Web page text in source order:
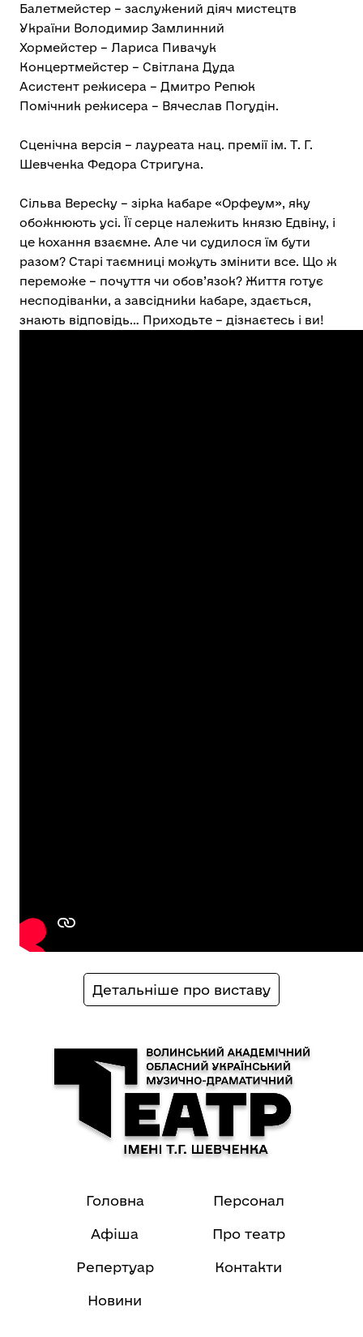
Балетмейстер – заслужений діяч мистецтв
України Володимир Замлинний
Хормейстер – Лариса Пивачук
Концертмейстер – Світлана Дуда
Асистент режисера – Дмитро Репюк
Помічник режисера – Вячеслав Погудін.
Сценічна версія – лауреата нац. премії ім. Т. Г.
Шевченка Федора Стригуна.
Сільва Вереску – зірка кабаре «Орфеум», яку
обожнюють усі. Її серце належить князю Едвіну, і
це кохання взаємне. Але чи судилося їм бути
разом? Старі таємниці можуть змінити все. Що ж
переможе – почуття чи обов’язок? Життя готує
несподіванки, а завсідники кабаре, здається,
знають відповідь… Приходьте – дізнаєтесь і ви!
Детальніше про виставу
Головна
Афіша
Репертуар
Новини
Персонал
Про театр
Контакти